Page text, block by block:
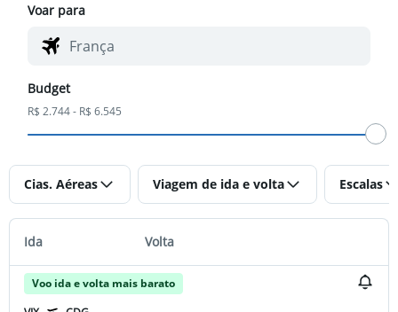
Voar para
Budget
R$ 2.744 - R$ 6.545
Cias. Aéreas Viagem de ida e volta Escalas
Ida Volta
Voo ida e volta mais barato